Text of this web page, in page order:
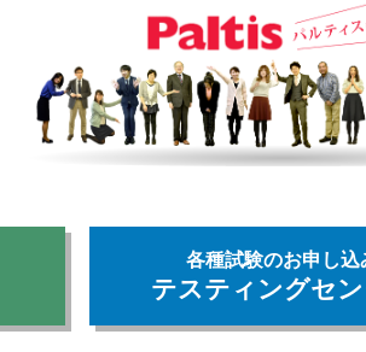
各種試験のお申し込
テスティングセ